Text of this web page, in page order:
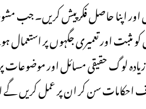
اور اپنا حاصل فکر پیش کریں۔ جب
مثبت اور تعمیری جگہوں پر
لوگ حقیقی مسائل اور موضوعات
احکامات سن کر ان پر عمل کریں گے